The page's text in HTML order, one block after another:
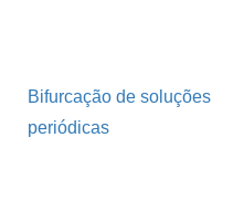
Bifurcação de soluções
periódicas